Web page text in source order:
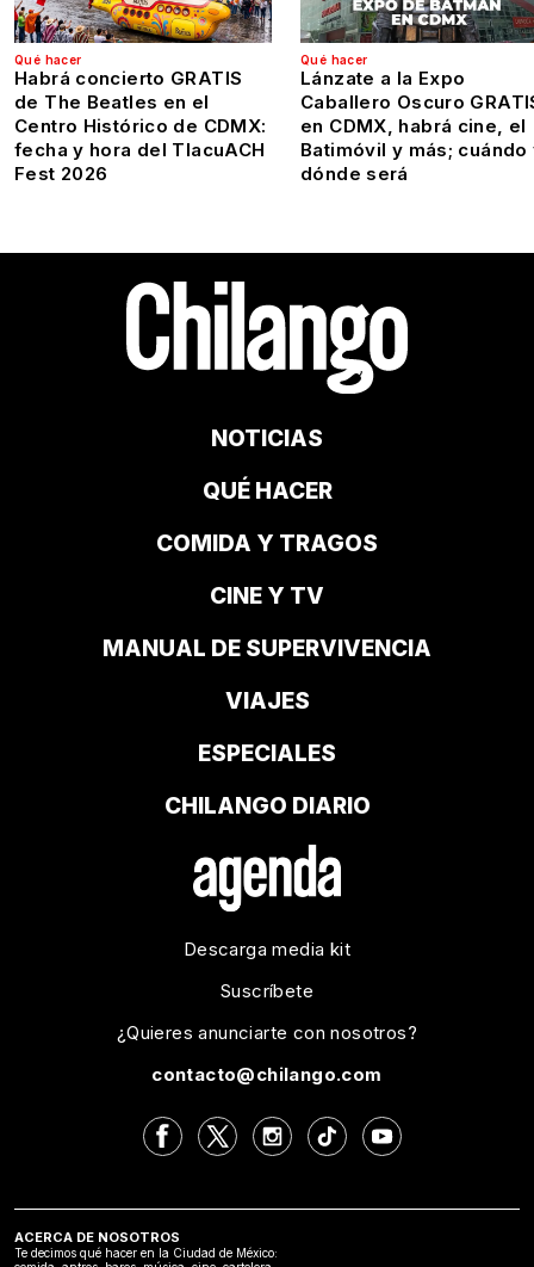
Qué hacer
Habrá concierto GRATIS
de The Beatles en el
Centro Histórico de CDMX:
fecha y hora del TlacuACH
Fest 2026
Qué hacer
Lánzate a la Expo
Caballero Oscuro
en CDMX, habrá cine, el
Batimóvil y más; cuándo
dónde será
NOTICIAS
QUÉ HACER
COMIDA Y TRAGOS
CINE Y TV
MANUAL DE SUPERVIVENCIA
VIAJES
ESPECIALES
CHILANGO DIARIO
Descarga media kit
Suscríbete
¿Quieres anunciarte con nosotros?
contacto@chilango.com
ACERCA DE NOSOTROS
Te decimos qué hacer en la Ciudad de México: